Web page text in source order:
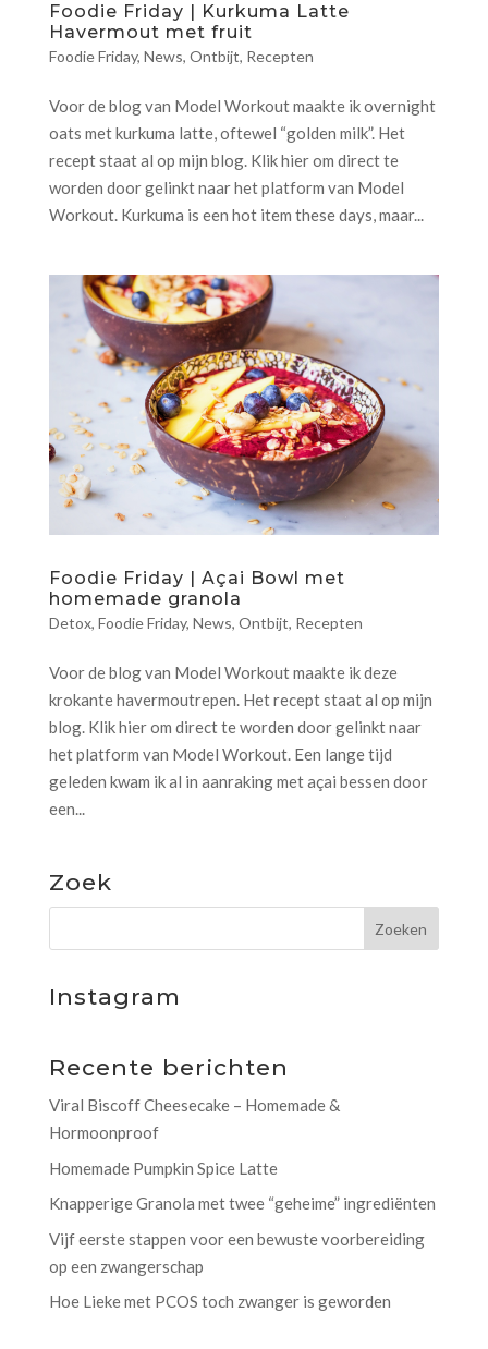
Foodie Friday | Kurkuma Latte
Havermout met fruit
Foodie Friday, News, Ontbijt, Recepten
Voor de blog van Model Workout maakte ik overnight
oats met kurkuma latte, oftewel “golden milk”. Het
recept staat al op mijn blog. Klik hier om direct te
worden door gelinkt naar het platform van Model
Workout. Kurkuma is een hot item these days, maar...
Foodie Friday | Açai Bowl met
homemade granola
Detox, Foodie Friday, News, Ontbijt, Recepten
Voor de blog van Model Workout maakte ik deze
krokante havermoutrepen. Het recept staat al op mijn
blog. Klik hier om direct te worden door gelinkt naar
het platform van Model Workout. Een lange tijd
geleden kwam ik al in aanraking met açai bessen door
een...
Zoek
Instagram
Recente berichten
Viral Biscoff Cheesecake – Homemade &
Hormoonproof
Homemade Pumpkin Spice Latte
Knapperige Granola met twee “geheime” ingrediënten
Vijf eerste stappen voor een bewuste voorbereiding
op een zwangerschap
Hoe Lieke met PCOS toch zwanger is geworden